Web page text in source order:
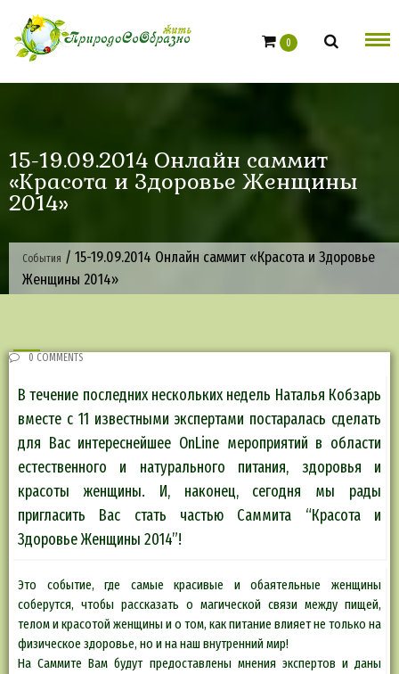
content
0
15-19.09.2014 Онлайн саммит
«Красота и Здоровье Женщины
2014»
События / 15-19.09.2014 Онлайн саммит «Красота и Здоровье
Женщины 2014»
0 COMMENTS
В течение последних нескольких недель Наталья Кобзарь
вместе с 11 известными экспертами постаралась сделать
для Вас интереснейшее OnLine мероприятий в области
естественного и натурального питания, здоровья и
красоты женщины. И, наконец, сегодня мы рады
пригласить Вас стать частью Саммита “Красота и
Здоровье Женщины 2014”!
Это событие, где самые красивые и обаятельные женщины
соберутся, чтобы рассказать о магической связи между пищей,
телом и красотой женщины и о том, как питание влияет не только на
физическое здоровье, но и на наш внутренний мир!
На Саммите Вам будут предоставлены мнения экспертов и даны